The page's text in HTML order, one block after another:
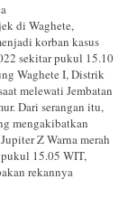
di Waghete,
korban kasus
sekitar pukul 15.10
Waghete I, Distrik
melewati Jembatan
Dari serangan itu,
mengakibatkan
Z Warna merah
15.05 WIT,
rekannya